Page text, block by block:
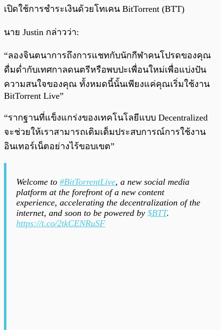
เปิดใช้การชำระเงินด้วยโทเคน BitTorrent (BTT)
นาย Justin กล่าวว่า:
“ลองจินตนาการถึงการแชทกับนักกีฬาคนโปรดของคุณ
ดื่มด่ำกับเทศกาลดนตรีหรือพบปะเพื่อนใหม่เพื่อแบ่งปัน
ความสนใจของคุณ ทั้งหมดนี้นั้นเพียงแค่คุณเริ่มใช้งาน
BitTorrent Live”
“รากฐานที่แข็งแกร่งของเทคโนโลยีแบบ Decentralized
จะช่วยให้เราสามารถเติมเต็มประสบการณ์การใช้งาน
อินเทอร์เน็ตอย่างไร้ขอบเขต”
Welcome to #BitTorrentLive, a new social media
platform at the forefront of a new content
experience, accelerating the decentralization of the
internet, and soon to be powered by $BTT.
https://t.co/2tkCENRuSF